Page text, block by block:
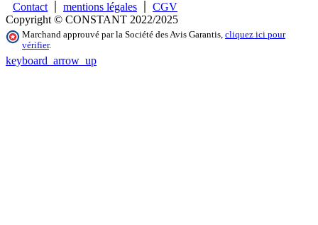
Contact mentions légales
CGV
Copyright © CONSTANT 2022/2025
Marchand approuvé par la Société des Avis Garantis, cliquez ici pour
vérifier.
keyboard_arrow_up